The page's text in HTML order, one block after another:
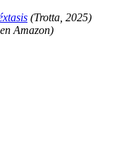
(Trotta, 2025)
Amazon)